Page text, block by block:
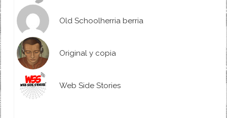
Old Schoolherria berria
Original y copia
Web Side Stories